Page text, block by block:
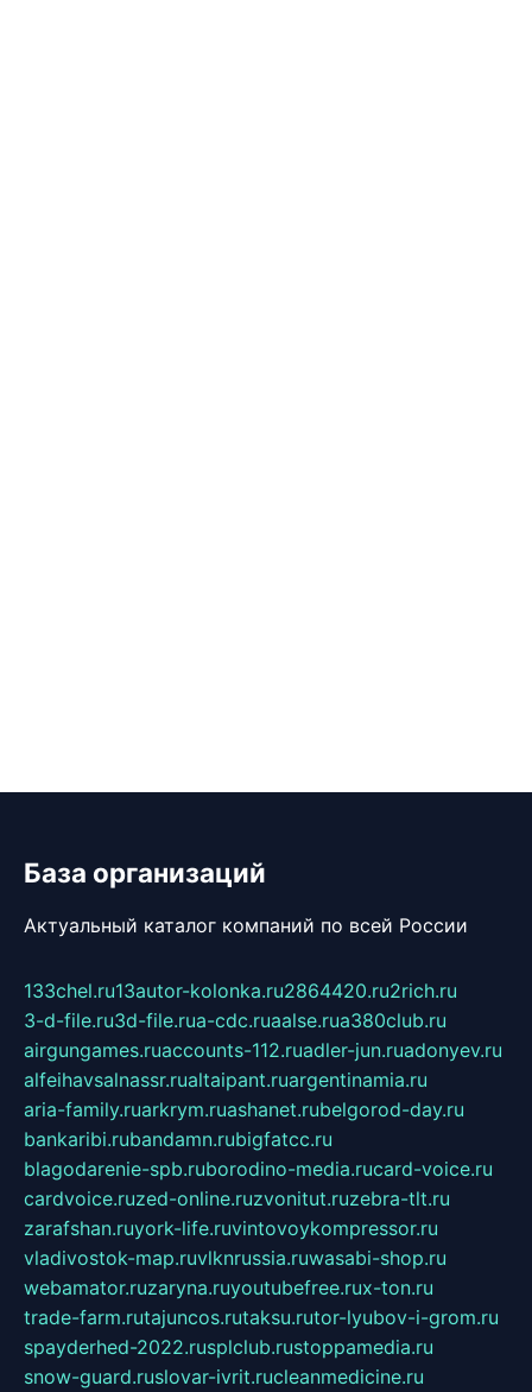
База организаций
Актуальный каталог компаний по всей России
133chel.ru13autor-kolonka.ru2864420.ru2rich.ru
3-d-file.ru3d-file.rua-cdc.ruaalse.rua380club.ru
airgungames.ruaccounts-112.ruadler-jun.ruadonyev.ru
alfeihavsalnassr.rualtaipant.ruargentinamia.ru
aria-family.ruarkrym.ruashanet.rubelgorod-day.ru
bankaribi.rubandamn.rubigfatcc.ru
blagodarenie-spb.ruborodino-media.rucard-voice.ru
cardvoice.ruzed-online.ruzvonitut.ruzebra-tlt.ru
zarafshan.ruyork-life.ruvintovoykompressor.ru
vladivostok-map.ruvlknrussia.ruwasabi-shop.ru
webamator.ruzaryna.ruyoutubefree.rux-ton.ru
trade-farm.rutajuncos.rutaksu.rutor-lyubov-i-grom.ru
spayderhed-2022.rusplclub.rustoppamedia.ru
snow-guard.ruslovar-ivrit.rucleanmedicine.ru